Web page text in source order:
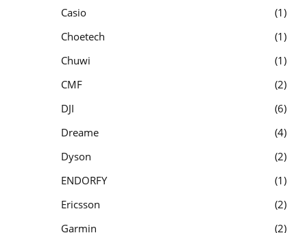
Casio
1
Choetech
1
Chuwi
1
CMF
2
DJI
6
Dreame
4
Dyson
2
ENDORFY
1
Ericsson
2
Garmin
2